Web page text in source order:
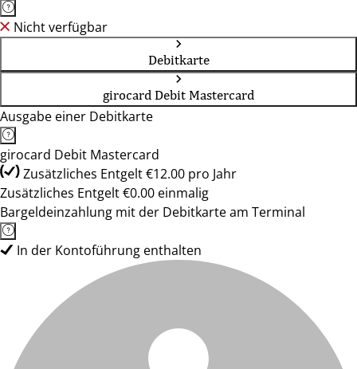
Nicht verfügbar
Debitkarte
girocard Debit Mastercard
Ausgabe einer Debitkarte
girocard Debit Mastercard
Zusätzliches Entgelt €12.00 pro Jahr
Zusätzliches Entgelt €0.00 einmalig
Bargeldeinzahlung mit der Debitkarte am Terminal
In der Kontoführung enthalten